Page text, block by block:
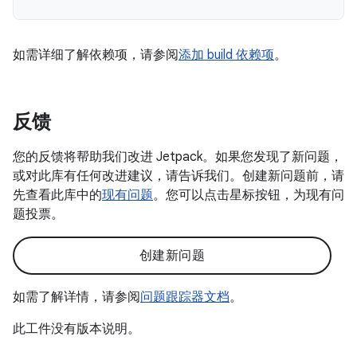
如需详细了解依赖项，请参阅添加 build 依赖项。
反馈
您的反馈将帮助我们改进 Jetpack。如果您发现了新问题，
或对此库有任何改进建议，请告诉我们。创建新问题前，请
先查看此库中的现有问题。您可以点击星标按钮，为现有问
题投票。
创建新问题
如需了解详情，请参阅问题跟踪器文档。
此工件没有版本说明。